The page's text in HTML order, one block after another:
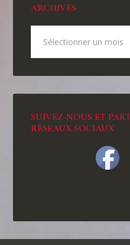
ARCHIVES
SUIVEZ-NOUS ET
RÉSEAUX SOCIAUX